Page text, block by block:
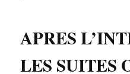
APRES
LES SUITES